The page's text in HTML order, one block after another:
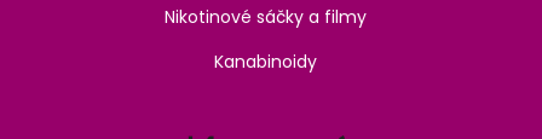
Nikotinové sáčky a filmy
Kanabinoidy